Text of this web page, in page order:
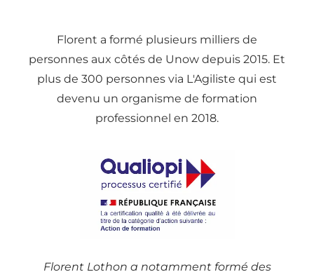
Florent a formé plusieurs milliers de
personnes aux côtés de Unow depuis 2015. Et
plus de 300 personnes via L'Agiliste qui est
devenu un organisme de formation
professionnel en 2018.
Florent Lothon a notamment formé des